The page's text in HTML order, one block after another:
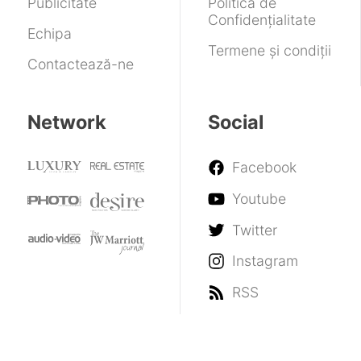
și
după
i-
a
contul
Echipa
Contactează-ne
Confidențialitate
Termene și condiții
Network Social
Facebook
Youtube
Twitter
Instagram
RSS